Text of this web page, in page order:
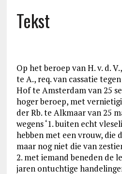
Tekst
Op het beroep van H. v. d.
te A., req. van cassatie
Hof te Amsterdam van 25
hoger beroep, met
der Rb. te Alkmaar van 25
wegens ‘1. buiten echt
hebben met een vrouw, die
maar nog niet die van
2. met iemand beneden de
jaren ontuchtige